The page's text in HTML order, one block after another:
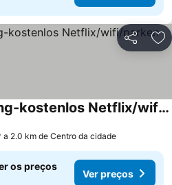
Partilhar
Lara -top Ausstattung-kostenlos Netflix/wifi/parken
a 2.0 km de Centro da cidade
os preços
Ver preços